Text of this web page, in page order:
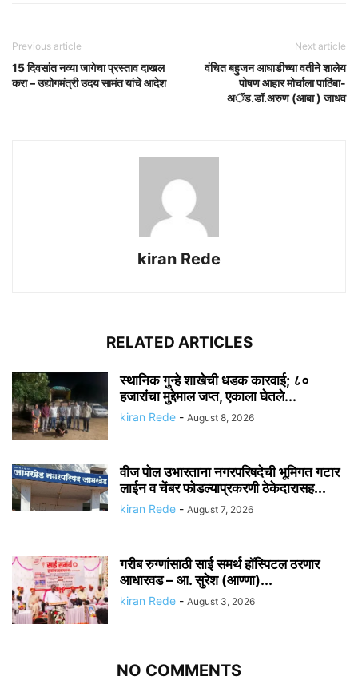
Previous article
15 दिवसांत नव्या जागेचा प्रस्ताव दाखल
करा – उद्योगमंत्री उदय सामंत यांचे आदेश
Next article
वंचित बहुजन आघाडीच्या वतीने शालेय
पोषण आहार मोर्चाला पाठिंबा-
अॅड.डॉ.अरुण (आबा ) जाधव
kiran Rede
RELATED ARTICLES
स्थानिक गुन्हे शाखेची धडक कारवाई; ८०
हजारांचा मुद्देमाल जप्त, एकाला घेतले...
kiran Rede - August 8, 2026
वीज पोल उभारताना नगरपरिषदेची भूमिगत गटार
लाईन व चेंबर फोडल्याप्रकरणी ठेकेदारासह...
kiran Rede - August 7, 2026
गरीब रुग्णांसाठी साई समर्थ हॉस्पिटल ठरणार
आधारवड – आ. सुरेश (आण्णा)...
kiran Rede - August 3, 2026
NO COMMENTS